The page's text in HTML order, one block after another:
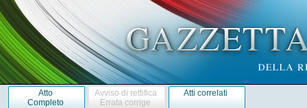
Atto
Completo
Avviso di rettifica
Errata corrige
Atti correlati